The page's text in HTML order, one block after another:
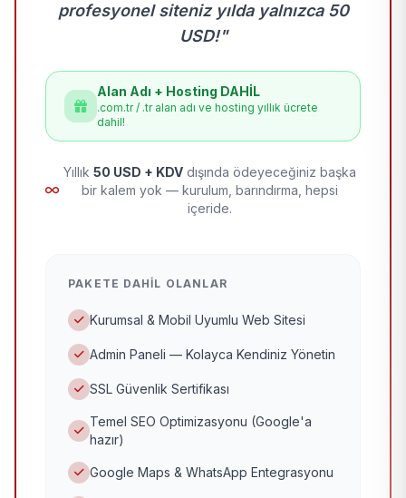
profesyonel siteniz yılda yalnızca 50
USD!"
Alan Adı + Hosting DAHİL
.com.tr / .tr alan adı ve hosting yıllık ücrete
dahil!
Yıllık 50 USD + KDV dışında ödeyeceğiniz başka
bir kalem yok — kurulum, barındırma, hepsi
içeride.
PAKETE DAHIL OLANLAR
Kurumsal & Mobil Uyumlu Web Sitesi
Admin Paneli — Kolayca Kendiniz Yönetin
SSL Güvenlik Sertifikası
Temel SEO Optimizasyonu (Google'a
hazır)
Google Maps & WhatsApp Entegrasyonu